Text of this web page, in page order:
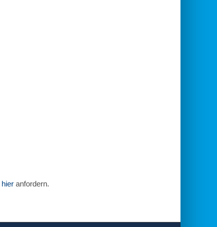
hier anfordern.